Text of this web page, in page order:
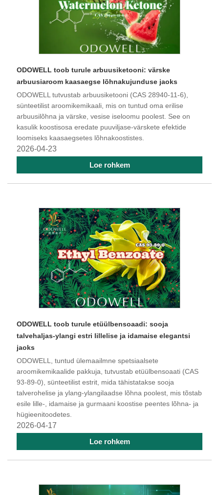
​ODOWELL toob turule arbuusiketooni: värske
arbuusiaroom kaasaegse lõhnakujunduse jaoks
ODOWELL tutvustab arbuusiketooni (CAS 28940-11-6),
sünteetilist aroomikemikaali, mis on tuntud oma erilise
arbuusilõhna ja värske, vesise iseloomu poolest. See on
kasulik koostisosa eredate puuviljase-värskete efektide
loomiseks kaasaegsetes lõhnakoostistes.
2026-04-23
Loe rohkem
ODOWELL toob turule etüülbensoaadi: sooja
talvehaljas-ylangi estri lillelise ja idamaise elegantsi
jaoks
ODOWELL, tuntud ülemaailmne spetsiaalsete
aroomikemikaalide pakkuja, tutvustab etüülbensoaati (CAS
93-89-0), sünteetilist estrit, mida tähistatakse sooja
talverohelise ja ylang-ylangilaadse lõhna poolest, mis tõstab
esile lille-, idamaise ja gurmaani koostise peentes lõhna- ja
hügieenitoodetes.
2026-04-17
Loe rohkem